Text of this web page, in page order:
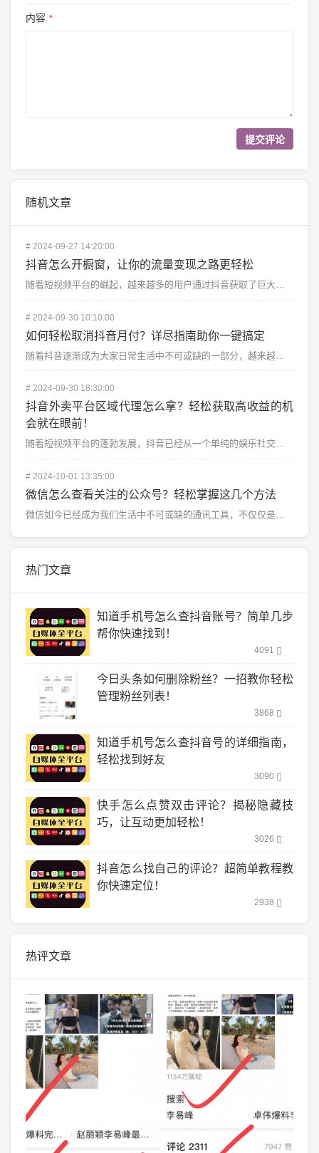
内容 *
随机文章
# 2024-09-27 14:20:00
抖音怎么开橱窗，让你的流量变现之路更轻松
随着短视频平台的崛起，越来越多的用户通过抖音获取了巨大的流量，甚至有人通过抖音实现了流量变现，开始了...
# 2024-09-30 10:10:00
如何轻松取消抖音月付？详尽指南助你一键搞定
随着抖音逐渐成为大家日常生活中不可或缺的一部分，越来越多的用户选择开通抖音月付功能，以便享受更多的优...
# 2024-09-30 18:30:00
抖音外卖平台区域代理怎么拿？轻松获取高收益的机
会就在眼前！
随着短视频平台的蓬勃发展，抖音已经从一个单纯的娱乐社交平台逐渐延展到电商、广告、直播带货等多个领域。...
# 2024-10-01 13:35:00
微信怎么查看关注的公众号？轻松掌握这几个方法
微信如今已经成为我们生活中不可或缺的通讯工具，不仅仅是用来和朋友聊天，公众号也成为了大家获取资讯、学...
热门文章
知道手机号怎么查抖音账号？简单几步
帮你快速找到！
4091
今日头条如何删除粉丝？一招教你轻松
管理粉丝列表！
3868
知道手机号怎么查抖音号的详细指南，
轻松找到好友
3090
快手怎么点赞双击评论？揭秘隐藏技
巧，让互动更加轻松！
3026
抖音怎么找自己的评论？超简单教程教
你快速定位！
2938
热评文章